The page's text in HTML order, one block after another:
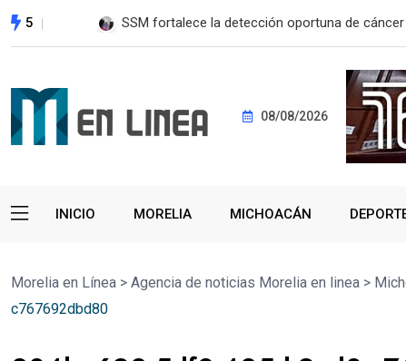
5 EE. UU. reanudará exportación de aguacate a
08/08/2026
INICIO MORELIA MICHOACÁN
Morelia en Línea > Agencia de noticias Morelia en linea >
c767692dbd80